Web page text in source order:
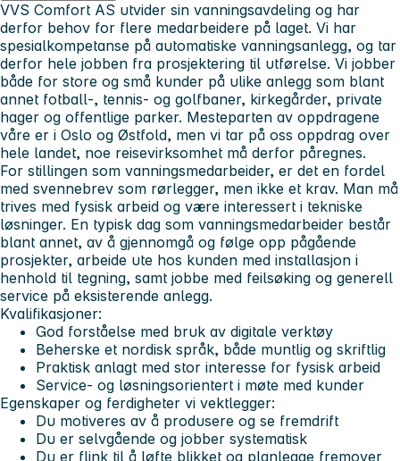
VVS Comfort AS utvider sin vanningsavdeling og har
derfor behov for flere medarbeidere på laget. Vi har
spesialkompetanse på automatiske vanningsanlegg, og tar
derfor hele jobben fra prosjektering til utførelse. Vi jobber
både for store og små kunder på ulike anlegg som blant
annet fotball-, tennis- og golfbaner, kirkegårder, private
hager og offentlige parker. Mesteparten av oppdragene
våre er i Oslo og Østfold, men vi tar på oss oppdrag over
hele landet, noe reisevirksomhet må derfor påregnes.
For stillingen som vanningsmedarbeider, er det en fordel
med svennebrev som rørlegger, men ikke et krav. Man må
trives med fysisk arbeid og være interessert i tekniske
løsninger. En typisk dag som vanningsmedarbeider består
blant annet, av å gjennomgå og følge opp pågående
prosjekter, arbeide ute hos kunden med installasjon i
henhold til tegning, samt jobbe med feilsøking og generell
service på eksisterende anlegg.
Kvalifikasjoner:
God forståelse med bruk av digitale verktøy
Beherske et nordisk språk, både muntlig og skriftlig
Praktisk anlagt med stor interesse for fysisk arbeid
Service- og løsningsorientert i møte med kunder
Egenskaper og ferdigheter vi vektlegger:
Du motiveres av å produsere og se fremdrift
Du er selvgående og jobber systematisk
Du er flink til å løfte blikket og planlegge fremover